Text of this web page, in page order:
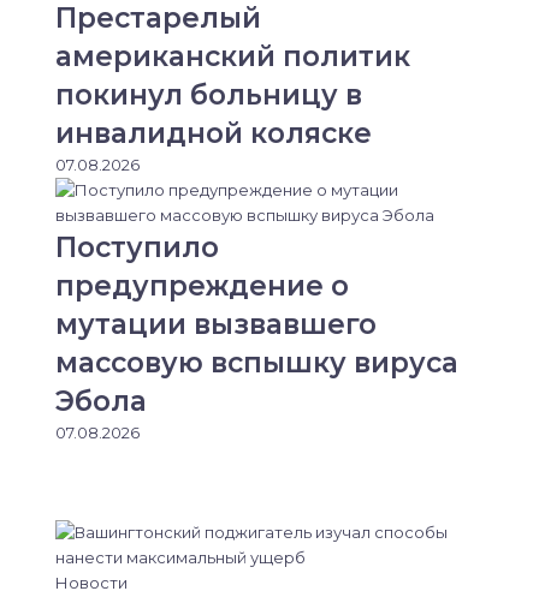
Престарелый
американский политик
покинул больницу в
инвалидной коляске
07.08.2026
Поступило
предупреждение о
мутации вызвавшего
массовую вспышку вируса
Эбола
07.08.2026
Новости